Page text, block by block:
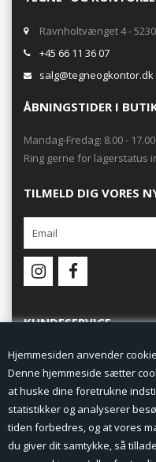
Hjemmesiden
Denne hjemmeside sætter
at huske dine foretrukne
statistikker og analyserer
tiden forbedres, og at vores
du giver dit samtykke, så
Ravnholtvænget 4 -
+45 66 11 36 07
salg@tegneogkontor.dk
ÅBNINGSTIDER I
Mandag-Fredag: 8.00 - 17.00
Ring gerne for lagerstatus
TILMELD DIG VORES
KUNDESERVICE
Min Konto
Nyheder